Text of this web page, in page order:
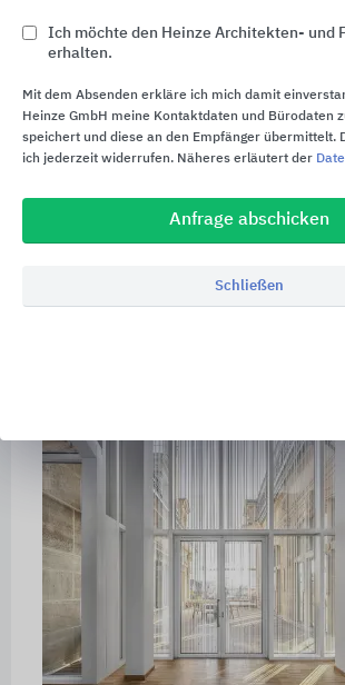
hochbelastbaren Stahlprofilbau
abhängig von der gewünschten
Ich möchte den Heinze Architekten- und
erhalten.
Mit dem Absenden erkläre ich mich damit
Heinze GmbH meine Kontaktdaten und Bürodaten
speichert und diese an den Empfänger übermittelt.
ich jederzeit widerrufen. Näheres erläutert der
Anfrage abschicken
Schließen